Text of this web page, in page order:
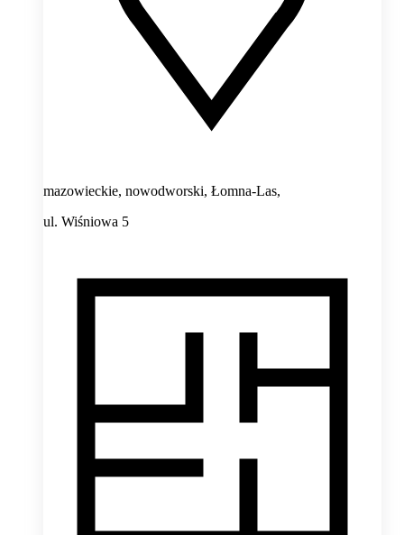
mazowieckie, nowodworski, Łomna-Las,
ul. Wiśniowa 5